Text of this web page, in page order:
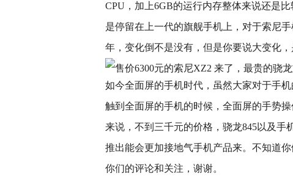
CPU，加上6GB的运行内存整体来说还是
是停留在上一代的旗舰手机上，对于索尼
年，变化倒不是没有，但是你要说大变化，
如今全面屏的手机时代，虽然大家对于手
触到全面屏的手机的时候，全面屏的手势
来说，不到三千元的价格，骁龙845以及手
推出能会更加接地气手机产品来。不知道
你们的评论和关注，谢谢。